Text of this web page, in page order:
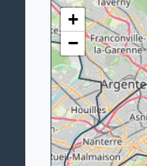
+
−